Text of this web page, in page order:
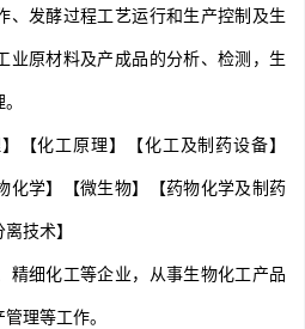
、发酵过程工艺运行和生产控制及生
业原材料及产成品的分析、检测，生
【化工原理】【化工及制药设备】
化学】【微生物】【药物化学及制药
技术】
精细化工等企业，从事生物化工产品
理等工作。